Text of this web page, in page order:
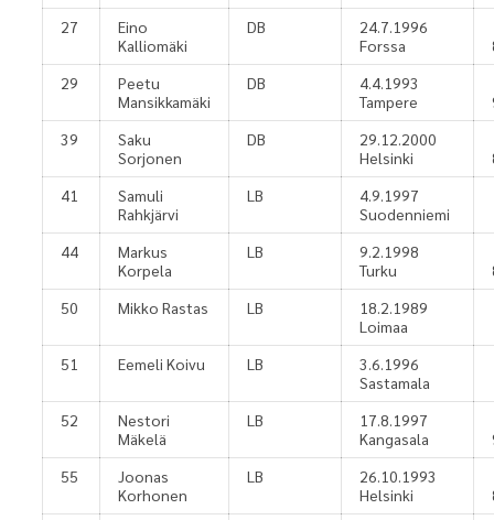
27
Eino
Kalliomäki
DB
24.7.1996
Forssa
29
Peetu
Mansikkamäki
DB
4.4.1993
Tampere
39
Saku
Sorjonen
DB
29.12.2000
Helsinki
41
Samuli
Rahkjärvi
LB
4.9.1997
Suodenniemi
44
Markus
Korpela
LB
9.2.1998
Turku
50
Mikko Rastas LB
18.2.1989
Loimaa
51
Eemeli Koivu LB
3.6.1996
Sastamala
52
Nestori
Mäkelä
LB
17.8.1997
Kangasala
55
Joonas
Korhonen
LB
26.10.1993
Helsinki